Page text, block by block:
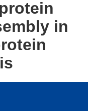
in